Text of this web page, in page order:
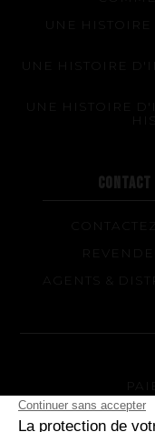
UNE
UNE HISTOIRE
UNE HISTOIRE
AGENTS &
QUEL MODÈLE